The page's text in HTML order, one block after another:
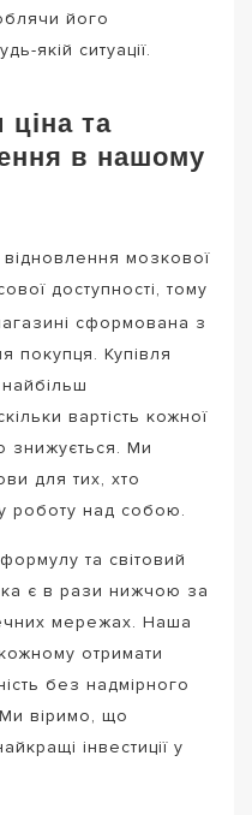
його
якій ситуації.
ціна та
в нашому
мозкової
доступності, тому
сформована з
покупця. Купівля
вартість кожної
знижується. Ми
для тих, хто
роботу над собою.
та світовий
є в рази нижчою за
мережах. Наша
отримати
без надмірного
віримо, що
інвестиції у